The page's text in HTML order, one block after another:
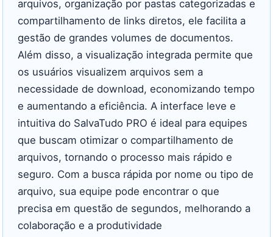
arquivos, organização por pastas categorizadas e
compartilhamento de links diretos, ele facilita a
gestão de grandes volumes de documentos.
Além disso, a visualização integrada permite que
os usuários visualizem arquivos sem a
necessidade de download, economizando tempo
e aumentando a eficiência. A interface leve e
intuitiva do SalvaTudo PRO é ideal para equipes
que buscam otimizar o compartilhamento de
arquivos, tornando o processo mais rápido e
seguro. Com a busca rápida por nome ou tipo de
arquivo, sua equipe pode encontrar o que
precisa em questão de segundos, melhorando a
colaboração e a produtividade